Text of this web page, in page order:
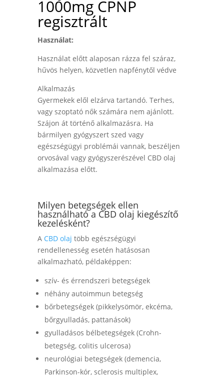
mennyiség
1000mg CPNP
regisztrált
Használat:
Használat előtt alaposan rázza fel száraz,
hűvös helyen, közvetlen napfénytől védve
Alkalmazás
Gyermekek elől elzárva tartandó. Terhes,
vagy szoptató nők számára nem ajánlott.
Szájon át történő alkalmazásra. Ha
bármilyen gyógyszert szed vagy
egészségügyi problémái vannak, beszéljen
orvosával vagy gyógyszerészével CBD olaj
alkalmazása előtt.
Milyen betegségek ellen
használható a CBD olaj kiegészítő
kezelésként?
A CBD olaj több egészségügyi
rendellenesség esetén hatásosan
alkalmazható, példaképpen:
szív- és érrendszeri betegségek
néhány autoimmun betegség
bőrbetegségek (pikkelysömör, ekcéma,
bőrgyulladás, pattanások)
gyulladásos bélbetegségek (Crohn-
betegség, colitis ulcerosa)
neurológiai betegségek (demencia,
Parkinson-kór, sclerosis multiplex,